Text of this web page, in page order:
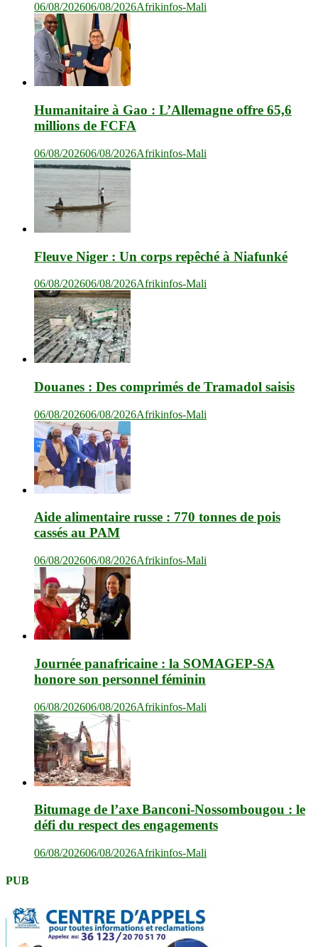
06/08/202606/08/2026Afrikinfos-Mali
Humanitaire à Gao : L’Allemagne offre 65,6
millions de FCFA
06/08/202606/08/2026Afrikinfos-Mali
Fleuve Niger : Un corps repêché à Niafunké
06/08/202606/08/2026Afrikinfos-Mali
Douanes : Des comprimés de Tramadol saisis
06/08/202606/08/2026Afrikinfos-Mali
Aide alimentaire russe : 770 tonnes de pois
cassés au PAM
06/08/202606/08/2026Afrikinfos-Mali
Journée panafricaine : la SOMAGEP-SA
honore son personnel féminin
06/08/202606/08/2026Afrikinfos-Mali
Bitumage de l’axe Banconi-Nossombougou : le
défi du respect des engagements
06/08/202606/08/2026Afrikinfos-Mali
PUB